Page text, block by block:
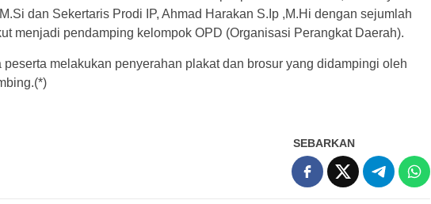
dan Sekertaris Prodi IP, Ahmad Harakan S.Ip ,M.Hi dengan sejumlah
menjadi pendamping kelompok OPD (Organisasi Perangkat Daerah).
peserta melakukan penyerahan plakat dan brosur yang didampingi oleh
SEBARKAN